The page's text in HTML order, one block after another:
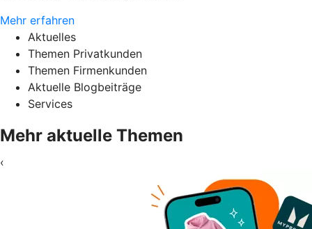
Mehr erfahren
Aktuelles
Themen Privatkunden
Themen Firmenkunden
Aktuelle Blogbeiträge
Services
Mehr aktuelle Themen
‹